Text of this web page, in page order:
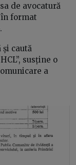
de avocatură
în format
și caută
susține o
a